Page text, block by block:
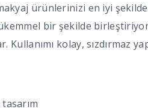
ürünlerinizi en iyi
bir şekilde
Kullanımı kolay,